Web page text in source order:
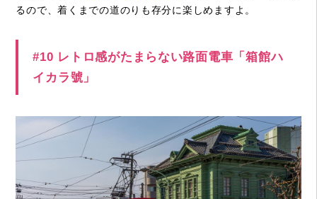
るので、着くまでの道のりも存分に楽しめますよ。
#10 レトロ感がたまらない路面電車「箱館ハ
イカラ號」